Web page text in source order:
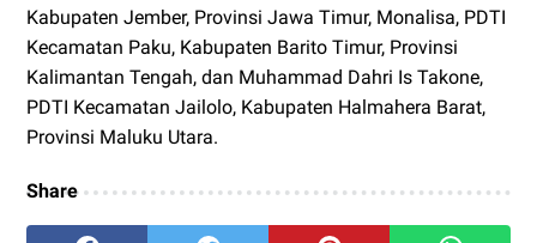
Kabupaten Jember, Provinsi Jawa Timur, Monalisa, PDTI
Kecamatan Paku, Kabupaten Barito Timur, Provinsi
Kalimantan Tengah, dan Muhammad Dahri Is Takone,
PDTI Kecamatan Jailolo, Kabupaten Halmahera Barat,
Provinsi Maluku Utara.
Share